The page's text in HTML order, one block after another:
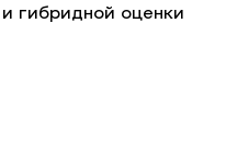
гибридной оценки